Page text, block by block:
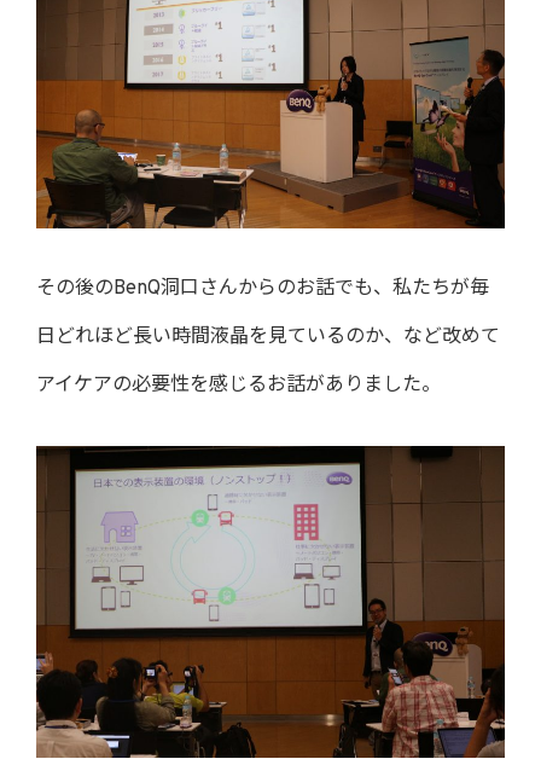
その後のBenQ洞口さんからのお話でも、私たちが毎
日どれほど長い時間液晶を見ているのか、など改めて
アイケアの必要性を感じるお話がありました。